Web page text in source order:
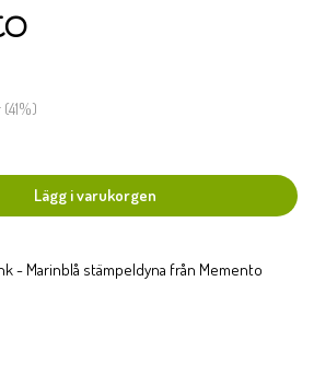
(41%)
Lägg i varukorgen
- Marinblå stämpeldyna från Memento